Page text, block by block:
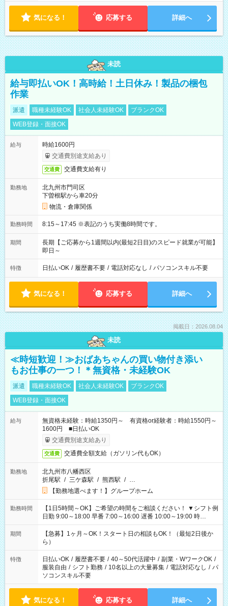
気になる！ 応募する 詳細へ
未読
給与即払いOK！高時給！土日休み！製品の梱包
作業
派遣 職種未経験OK 社会人未経験OK
ブランクOK
WEB登録・面接OK
給与
時給1600円
交通費別途支給あり
交通費 交通費支給有り
勤務地
北九州市門司区
下曽根駅から車20分
物流・倉庫関係
勤務時間 8:15～17:45 ※表記のうち実働8時間です。
期間
長期【ご応募から1週間以内(最短2日目)のスピード就業が可能】
即日～
特徴 日払いOK / 履歴書不要 / 電話対応なし / パソコンスキル不要
気になる！ 応募する 詳細へ
掲載日：2026.08.04
未読
≪時短歓迎！≫おばあちゃんの買い物付き添い
もお仕事の一つ！＊無資格・未経験OK
派遣 職種未経験OK 社会人未経験OK
ブランクOK
WEB登録・面接OK
給与
無資格未経験：時給1350円～ 有資格or経験者：時給1550円～
1600円 ■日払いOK
交通費別途支給あり
交通費 交通費全額支給（ガソリン代もOK）
勤務地
北九州市八幡西区
折尾駅 / 三ケ森駅 / 熊西駅 / …
【勤務地選べます！】グループホーム
勤務時間
【1日5時間～OK】ご希望の時間をご相談ください！ ▼シフト例
日勤 9:00～18:00 早番 7:00～16:00 遅番 10:00～19:00 時
短 10:00～15:00 上記はあくまで一例です。 「夕方までには帰
宅しておきたい」 「朝はゆっくりのスタートがいい」 「お昼の
時間を有効に使いたい」 など、ご希望があれば教えてください
ね。
期間
【急募】1ヶ月～OK！スタート日の相談もOK！（最短2日後か
ら）
特徴 日払いOK / 履歴書不要 / 40～50代活躍中 / 副業・WワークOK /
服装自由 / シフト勤務 / 10名以上の大量募集 / 電話対応なし / パ
ソコンスキル不要
気になる！ 応募する 詳細へ